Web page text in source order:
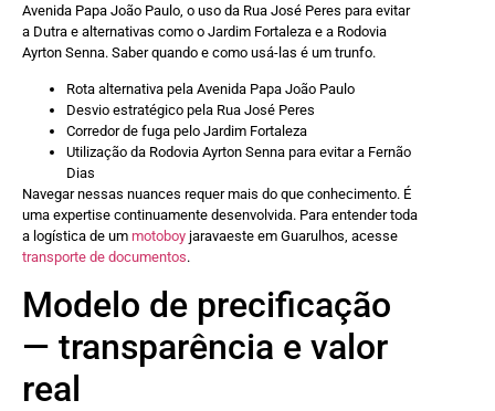
Avenida Papa João Paulo, o uso da Rua José Peres para evitar
a Dutra e alternativas como o Jardim Fortaleza e a Rodovia
Ayrton Senna. Saber quando e como usá-las é um trunfo.
Rota alternativa pela Avenida Papa João Paulo
Desvio estratégico pela Rua José Peres
Corredor de fuga pelo Jardim Fortaleza
Utilização da Rodovia Ayrton Senna para evitar a Fernão
Dias
Navegar nessas nuances requer mais do que conhecimento. É
uma expertise continuamente desenvolvida. Para entender toda
a logística de um motoboy jaravaeste em Guarulhos, acesse
transporte de documentos.
Modelo de precificação
— transparência e valor
real